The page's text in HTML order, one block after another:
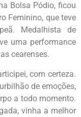
Bolsa Pódio, ficou
Feminino, que teve
Medalhista de
uma performance
cearenses.
com certeza.
de emoções,
a todo momento.
vinha a melhor